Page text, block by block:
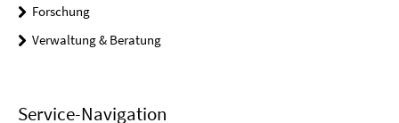
Forschung
Verwaltung & Beratung
Service-Navigation